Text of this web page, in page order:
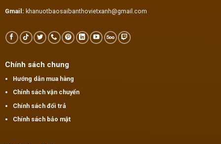
Gmail: khanuotbaosaibanthovietxanh@gmail.com
Chính sách chung
Hướng dẫn mua hàng
Chính sách vận chuyển
Chính sách đổi trả
Chính sách bảo mật